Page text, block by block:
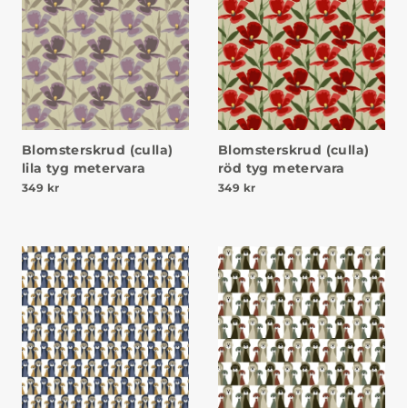
Blomsterskrud (culla)
lila tyg metervara
349 kr
Blomsterskrud (culla)
röd tyg metervara
349 kr